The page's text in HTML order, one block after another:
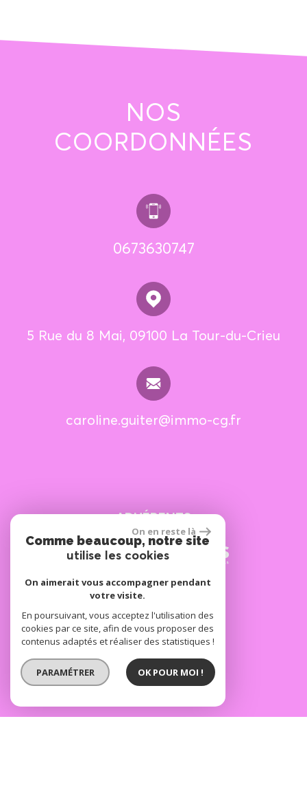
NOS
COORDONNÉES
0673630747
5 Rue du 8 Mai, 09100 La Tour-du-Crieu
caroline.guiter@immo-cg.fr
ADHÉRENTS
SE CONNECTER
Espace propriétaire
On en reste là
Comme beaucoup, notre site
utilise les cookies
On aimerait vous accompagner pendant
votre visite.
En poursuivant, vous acceptez l'utilisation des
cookies par ce site, afin de vous proposer des
contenus adaptés et réaliser des statistiques !
PARAMÉTRER OK POUR MOI !